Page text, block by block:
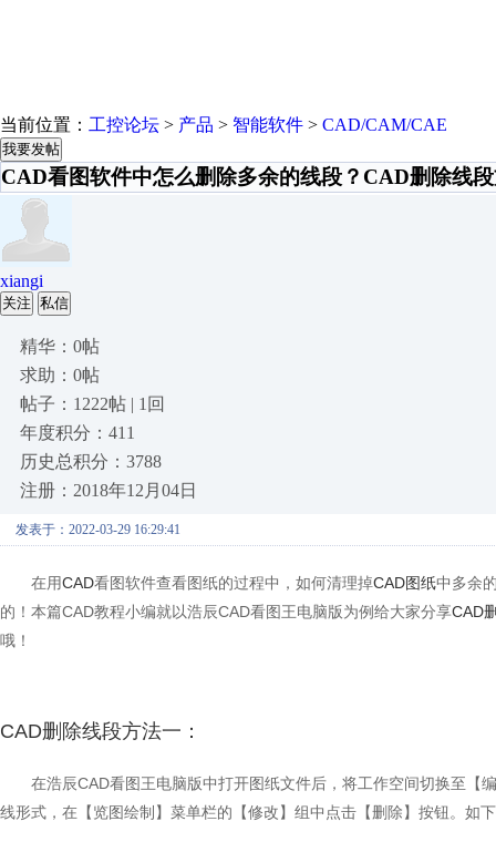
当前位置： 工控论坛 > 产品 > 智能软件 > CAD/CAM/CAE
我要发帖
CAD看图软件中怎么删除多余的线段？CAD删除线
xiangi
关注 私信
精华：0帖
求助：0帖
帖子：1222帖 | 1回
年度积分：411
历史总积分：3788
注册：2018年12月04日
发表于：2022-03-29 16:29:41
在用CAD看图软件查看图纸的过程中，如何清理掉CAD图纸中多余
的！本篇CAD教程小编就以浩辰CAD看图王电脑版为例给大家分享CAD
哦！
CAD删除线段方法一：
在浩辰CAD看图王电脑版中打开图纸文件后，将工作空间切换至【
线形式，在【览图绘制】菜单栏的【修改】组中点击【删除】按钮。如